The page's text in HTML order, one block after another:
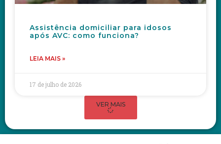
Assistência domiciliar para idosos
após AVC: como funciona?
LEIA MAIS »
17 de julho de 2026
VER MAIS